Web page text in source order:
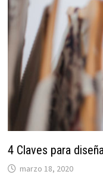
4 Claves para
marzo 18, 2020